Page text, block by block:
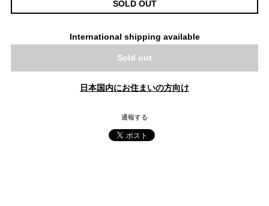
SOLD OUT
International shipping available
Sold out
日本国内にお住まいの方向け
通報する